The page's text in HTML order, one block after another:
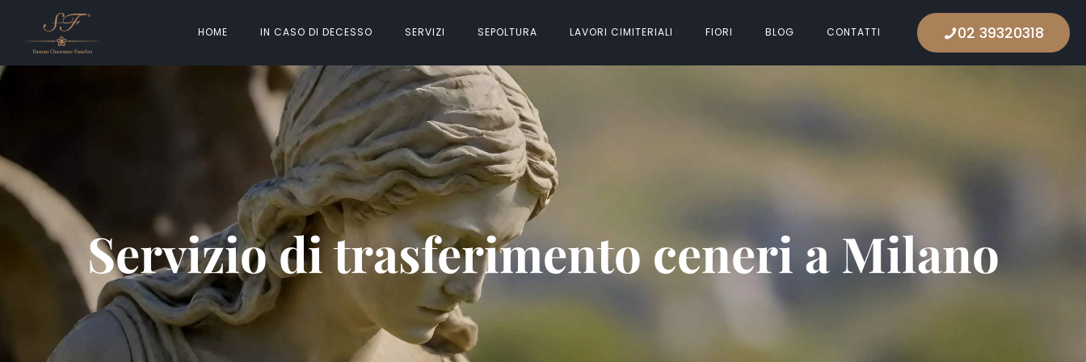
HOME IN CASO DI DECESSO SERVIZI SEPOLTURA LAVORI CIMITERIALI FIORI BLOG CONTATTI 02 39320318
Servizio di trasferimento ceneri a Milano